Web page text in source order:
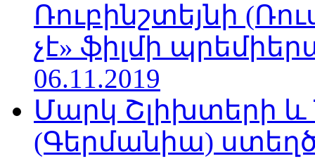
Ռուբինշտեյնի
չէ» ֆիլմի
06.11.2019
Մարկ Շլիխտերի և
(Գերմանիա)